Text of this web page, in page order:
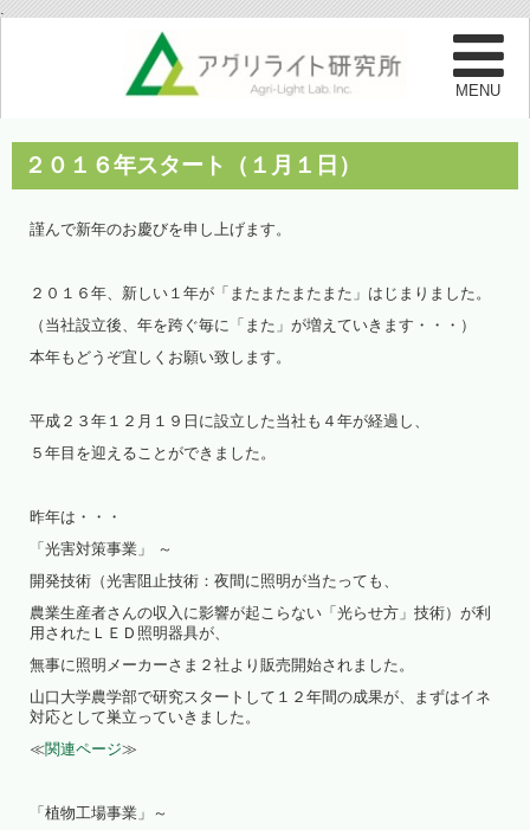
.
２０１６年スタート（１月１日）
謹んで新年のお慶びを申し上げます。
２０１６年、新しい１年が「またまたまたまた」はじまりました。
（当社設立後、年を跨ぐ毎に「また」が増えていきます・・・）
本年もどうぞ宜しくお願い致します。
平成２３年１２月１９日に設立した当社も４年が経過し、
５年目を迎えることができました。
昨年は・・・
「光害対策事業」 ～
開発技術（光害阻止技術：夜間に照明が当たっても、
農業生産者さんの収入に影響が起こらない「光らせ方」技術）が利
用されたＬＥＤ照明器具が、
無事に照明メーカーさま２社より販売開始されました。
山口大学農学部で研究スタートして１２年間の成果が、まずはイネ
対応として巣立っていきました。
≪関連ページ≫
「植物工場事業」～